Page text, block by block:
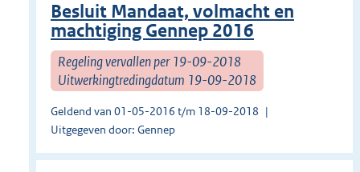
Besluit Mandaat, volmacht en
machtiging Gennep 2016
Regeling vervallen per 19-09-2018
Uitwerkingtredingdatum 19-09-2018
Geldend van 01-05-2016 t/m 18-09-2018
Uitgegeven door: Gennep